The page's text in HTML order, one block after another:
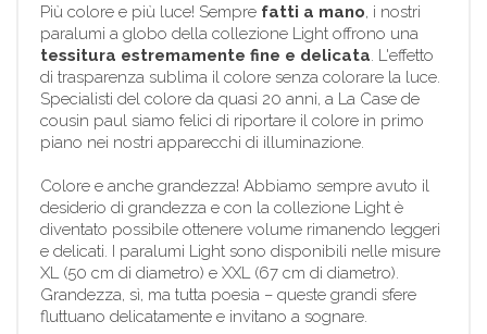
Più colore e più luce! Sempre fatti a mano, i nostri
paralumi a globo della collezione Light offrono una
tessitura estremamente fine e delicata. L'effetto
di trasparenza sublima il colore senza colorare la luce.
Specialisti del colore da quasi 20 anni, a La Case de
cousin paul siamo felici di riportare il colore in primo
piano nei nostri apparecchi di illuminazione.
Colore e anche grandezza! Abbiamo sempre avuto il
desiderio di grandezza e con la collezione Light è
diventato possibile ottenere volume rimanendo leggeri
e delicati. I paralumi Light sono disponibili nelle misure
XL (50 cm di diametro) e XXL (67 cm di diametro).
Grandezza, sì, ma tutta poesia – queste grandi sfere
fluttuano delicatamente e invitano a sognare.